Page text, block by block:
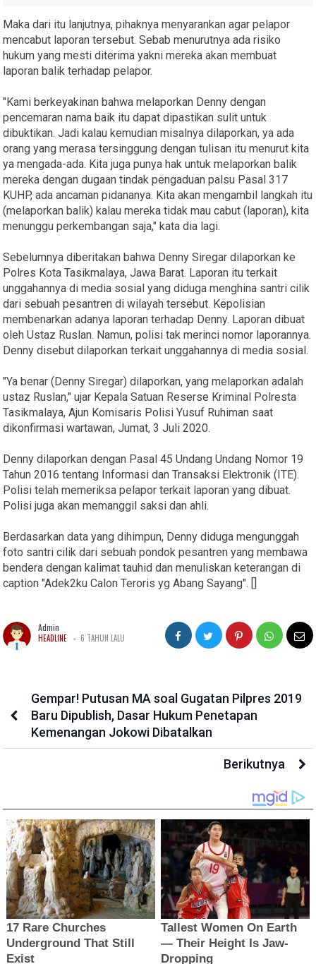
Maka dari itu lanjutnya, pihaknya menyarankan agar pelapor
mencabut laporan tersebut. Sebab menurutnya ada risiko
hukum yang mesti diterima yakni mereka akan membuat
laporan balik terhadap pelapor.
"Kami berkeyakinan bahwa melaporkan Denny dengan
pencemaran nama baik itu dapat dipastikan sulit untuk
dibuktikan. Jadi kalau kemudian misalnya dilaporkan, ya ada
orang yang merasa tersinggung dengan tulisan itu menurut kita
ya mengada-ada. Kita juga punya hak untuk melaporkan balik
mereka dengan dugaan tindak pengaduan palsu Pasal 317
KUHP, ada ancaman pidananya. Kita akan mengambil langkah itu
(melaporkan balik) kalau mereka tidak mau cabut (laporan), kita
menunggu perkembangan saja," kata dia lagi.
Sebelumnya diberitakan bahwa Denny Siregar dilaporkan ke
Polres Kota Tasikmalaya, Jawa Barat. Laporan itu terkait
unggahannya di media sosial yang diduga menghina santri cilik
dari sebuah pesantren di wilayah tersebut. Kepolisian
membenarkan adanya laporan terhadap Denny. Laporan dibuat
oleh Ustaz Ruslan. Namun, polisi tak merinci nomor laporannya.
Denny disebut dilaporkan terkait unggahannya di media sosial.
"Ya benar (Denny Siregar) dilaporkan, yang melaporkan adalah
ustaz Ruslan," ujar Kepala Satuan Reserse Kriminal Polresta
Tasikmalaya, Ajun Komisaris Polisi Yusuf Ruhiman saat
dikonfirmasi wartawan, Jumat, 3 Juli 2020.
Denny dilaporkan dengan Pasal 45 Undang Undang Nomor 19
Tahun 2016 tentang Informasi dan Transaksi Elektronik (ITE).
Polisi telah memeriksa pelapor terkait laporan yang dibuat.
Polisi juga akan memanggil saksi dan ahli.
Berdasarkan data yang dihimpun, Denny diduga mengunggah
foto santri cilik dari sebuah pondok pesantren yang membawa
bendera dengan kalimat tauhid dan menuliskan keterangan di
caption "Adek2ku Calon Teroris yg Abang Sayang". []
Admin
HEADLINE - 6 TAHUN LALU
Gempar! Putusan MA soal Gugatan Pilpres 2019
Baru Dipublish, Dasar Hukum Penetapan
Kemenangan Jokowi Dibatalkan
Berikutnya